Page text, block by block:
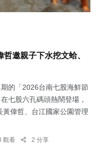
邀親子下水挖文蛤、
的「2026台南七股海鮮節
七股六孔碼頭熱鬧登場，
偉哲、台江國家公園管理
觀看 2 分享